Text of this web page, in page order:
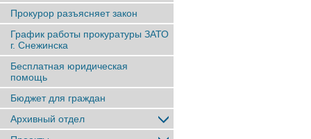
Прокурор разъясняет закон
График работы прокуратуры ЗАТО
г. Снежинска
Бесплатная юридическая
помощь
Бюджет для граждан
Архивный отдел